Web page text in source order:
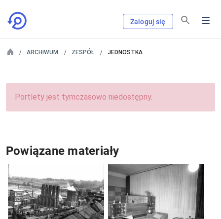
Zaloguj się
ARCHIWUM ZESPÓŁ JEDNOSTKA
Portlety jest tymczasowo niedostępny.
Powiązane materiały